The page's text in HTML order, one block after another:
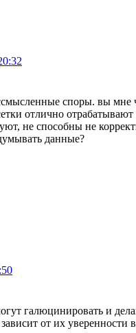
споры. вы мне
отлично отрабатывают
не способны не
данные?
галюцинировать и
от их уверенности